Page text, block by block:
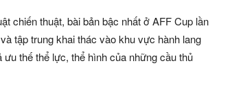
chiến thuật, bài bản bậc nhất ở AFF Cup lần
tập trung khai thác vào khu vực hành lang
thế thể lực, thể hình của những cầu thủ